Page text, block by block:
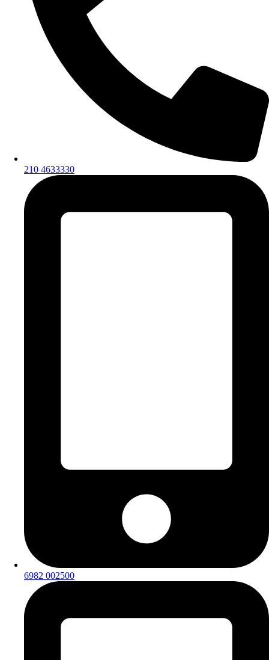
210 4633330
6982 002500